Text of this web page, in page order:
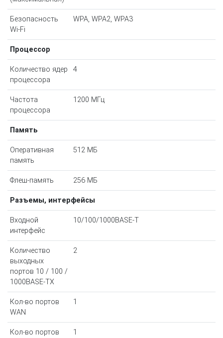
Безопасность
Wi-Fi
WPA, WPA2, WPA3
Процессор
Количество ядер
процессора
4
Частота
процессора
1200 МГц
Память
Оперативная
память
512 МБ
Флеш-память 256 МБ
Разъемы, интерфейсы
Входной
интерфейс
10/100/1000BASE-T
Количество
выходных
портов 10 / 100 /
1000BASE-TX
2
Кол-во портов
WAN
1
Кол-во портов
1